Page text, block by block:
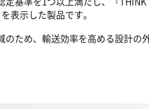
表示した製品です。
ため、輸送効率を高める設計の